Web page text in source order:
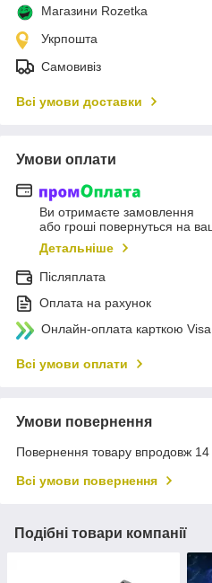
Магазини Rozetka
Укрпошта
Самовивіз
Всі умови доставки
Умови оплати
Ви отримаєте замовлення
або гроші повернуться на
Детальніше
Післяплата
Оплата на рахунок
Онлайн-оплата карткою
Всі умови оплати
Умови повернення
Повернення товару впродовж 14
Всі умови повернення
Подібні товари компанії